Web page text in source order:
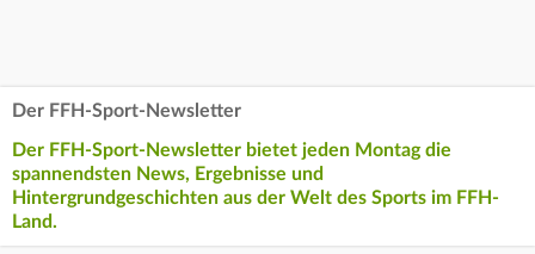
Der FFH-Sport-Newsletter
Der FFH-Sport-Newsletter bietet jeden Montag die
spannendsten News, Ergebnisse und
Hintergrundgeschichten aus der Welt des Sports im FFH-
Land.